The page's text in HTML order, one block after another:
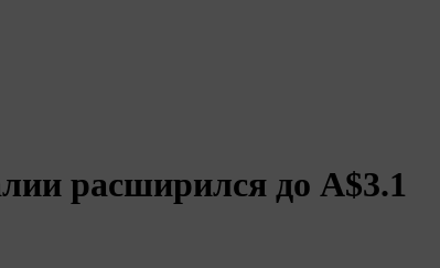
расширился до А$3.1